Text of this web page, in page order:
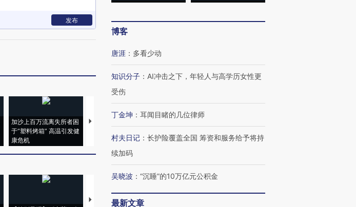
发布
加沙上百万流离失所者困
于“塑料烤箱” 高温引发健
康危机
马航飞行员跨国走私7万
要防空导弹“救急”
13人遇难
【推广】走进第四届链博
博客
唐涯 ： 多看少动
知识分子 ： AI冲击之下，年轻人与高学历女性更
受伤
丁金坤 ： 耳闻目睹的几位律师
村夫日记 ： 长护险覆盖全国 筹资和服务给予将持
续加码
吴晓波 ： “沉睡”的10万亿元公积金
最新文章